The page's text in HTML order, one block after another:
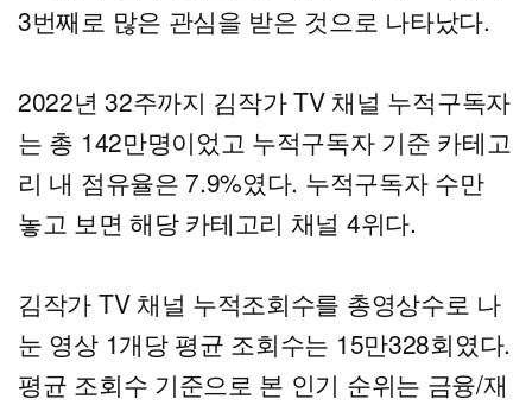
3번째로 많은 관심을 받은 것으로 나타났다.
2022년 32주까지 김작가 TV 채널 누적구독자
는 총 142만명이었고 누적구독자 기준 카테고
리 내 점유율은 7.9%였다. 누적구독자 수만
놓고 보면 해당 카테고리 채널 4위다.
김작가 TV 채널 누적조회수를 총영상수로 나
눈 영상 1개당 평균 조회수는 15만328회였다.
평균 조회수 기준으로 본 인기 순위는 금융/재